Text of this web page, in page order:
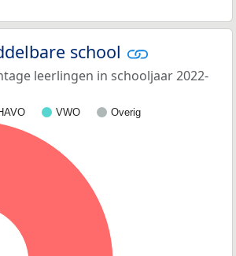
school
leerlingen in schooljaar 2022-
VWO Overig